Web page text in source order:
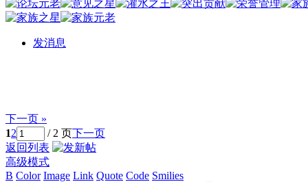
发消息
下一页 »
12 / 2 页下一页
返回列表
高级模式
B Color Image Link Quote Code Smilies